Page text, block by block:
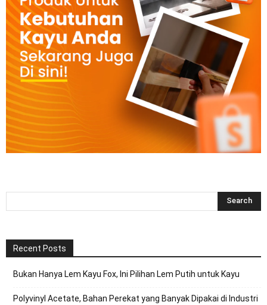
Recent Posts
Bukan Hanya Lem Kayu Fox, Ini Pilihan Lem Putih untuk Kayu
Polyvinyl Acetate, Bahan Perekat yang Banyak Dipakai di Industri